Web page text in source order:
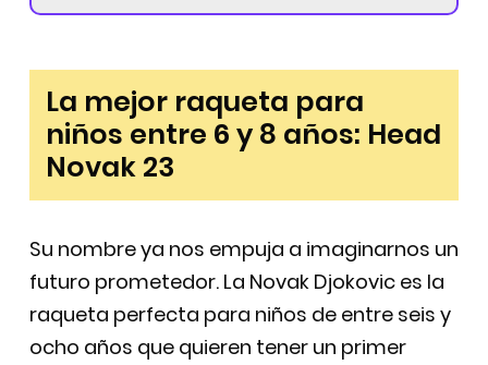
La mejor raqueta para
niños entre 6 y 8 años: Head
Novak 23
Su nombre ya nos empuja a imaginarnos un
futuro prometedor. La Novak Djokovic es la
raqueta perfecta para niños de entre seis y
ocho años que quieren tener un primer